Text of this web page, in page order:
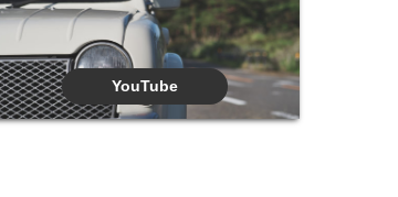
YouTube